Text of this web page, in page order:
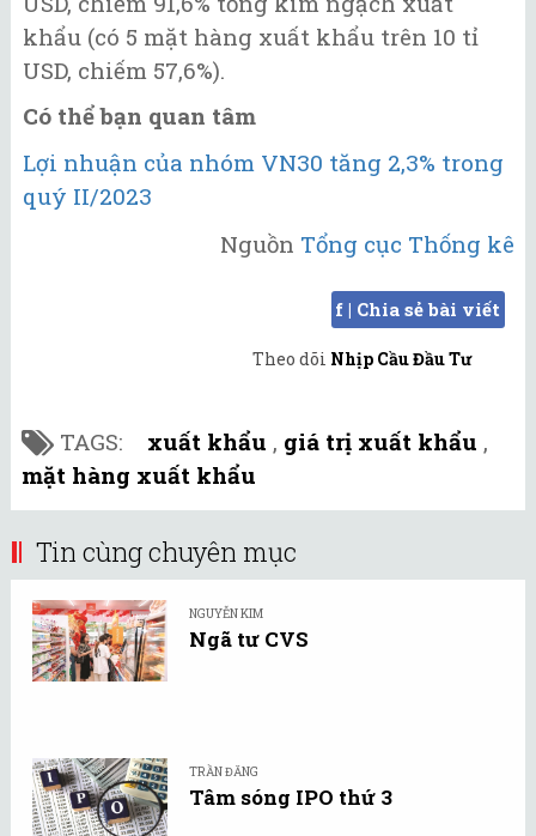
khẩu (có 5 mặt hàng xuất khẩu trên 10 tỉ
USD, chiếm 57,6%).
Có thể bạn quan tâm
Lợi nhuận của nhóm VN30 tăng 2,3% trong
quý II/2023
Nguồn Tổng cục Thống kê
f | Chia sẻ bài viết
Theo dõi Nhịp Cầu Đầu Tư
TAGS: xuất khẩu , giá trị xuất khẩu ,
mặt hàng xuất khẩu
Tin cùng chuyên mục
NGUYỄN KIM
Ngã tư CVS
TRẦN ĐĂNG
Tâm sóng IPO thứ 3